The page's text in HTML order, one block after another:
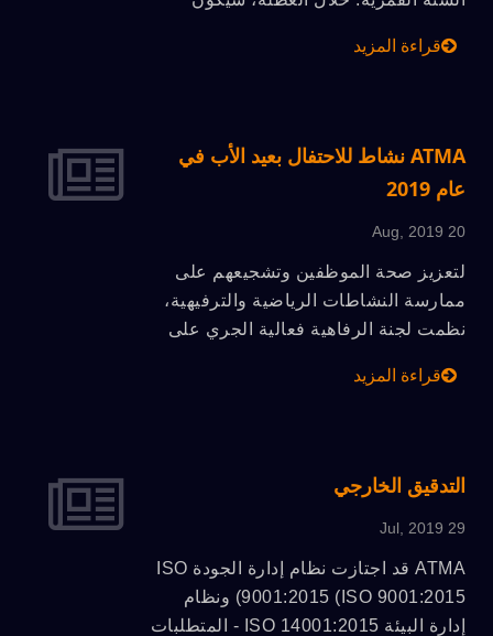
لقراءة بريدك الإلكتروني. سيتم معالجة
سعيدة ومزدهرة.
قراءة المزيد
ATMA نشاط للاحتفال بعيد الأب في
عام 2019
20 Aug, 2019
لتعزيز صحة الموظفين وتشجيعهم على
ممارسة النشاطات الرياضية والترفيهية،
نظمت لجنة الرفاهية فعالية الجري على
الشركة، على الرغم من وجود مركز للياقة
البدنية وصفوف للإيقاع لجميع الموظفين
للاستخدام مجانًا، إلا أن التدريب البدني في
الداخل يختلف عن الجري في الهواء
الطلق، وهذا هو الاختبار الحقيقي لقوة
وقدرة المشاركين.
قراءة المزيد
التدقيق الخارجي
29 Jul, 2019
ATMA قد اجتازت نظام إدارة الجودة ISO
9001:2015 (ISO 9001:2015) ونظام
إدارة البيئة ISO 14001:2015 - المتطلبات